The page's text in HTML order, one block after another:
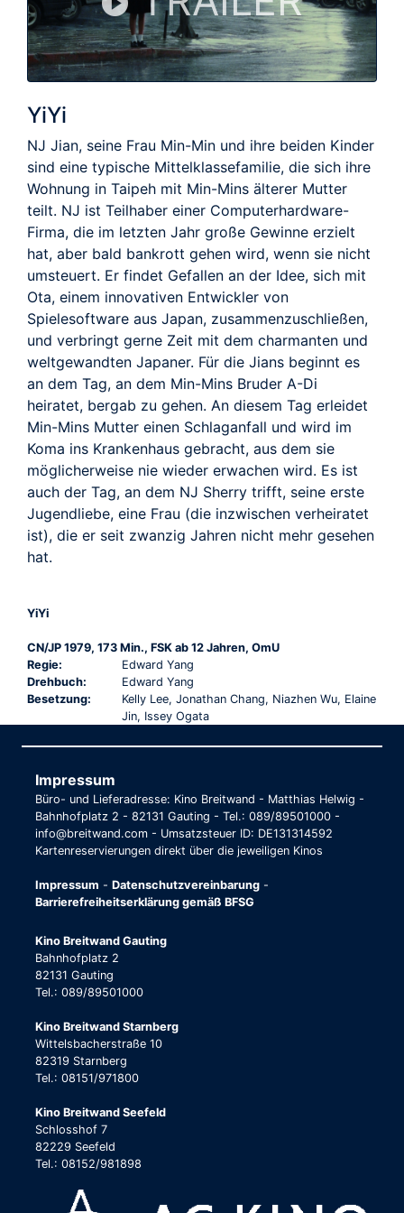
YiYi
NJ Jian, seine Frau Min-Min und ihre beiden Kinder
sind eine typische Mittelklassefamilie, die sich ihre
Wohnung in Taipeh mit Min-Mins älterer Mutter
teilt. NJ ist Teilhaber einer Computerhardware-
Firma, die im letzten Jahr große Gewinne erzielt
hat, aber bald bankrott gehen wird, wenn sie nicht
umsteuert. Er findet Gefallen an der Idee, sich mit
Ota, einem innovativen Entwickler von
Spielesoftware aus Japan, zusammenzuschließen,
und verbringt gerne Zeit mit dem charmanten und
weltgewandten Japaner. Für die Jians beginnt es
an dem Tag, an dem Min-Mins Bruder A-Di
heiratet, bergab zu gehen. An diesem Tag erleidet
Min-Mins Mutter einen Schlaganfall und wird im
Koma ins Krankenhaus gebracht, aus dem sie
möglicherweise nie wieder erwachen wird. Es ist
auch der Tag, an dem NJ Sherry trifft, seine erste
Jugendliebe, eine Frau (die inzwischen verheiratet
ist), die er seit zwanzig Jahren nicht mehr gesehen
hat.
YiYi
CN/JP 1979, 173 Min., FSK ab 12 Jahren, OmU
Regie:
Edward Yang
Drehbuch:
Edward Yang
Besetzung:
Kelly Lee, Jonathan Chang, Niazhen Wu, Elaine
Jin, Issey Ogata
Impressum
Büro- und Lieferadresse: Kino Breitwand - Matthias Helwig -
Bahnhofplatz 2 - 82131 Gauting - Tel.: 089/89501000 -
info@breitwand.com - Umsatzsteuer ID: DE131314592
Kartenreservierungen direkt über die jeweiligen Kinos
Impressum - Datenschutzvereinbarung -
Barrierefreiheitserklärung gemäß BFSG
Kino Breitwand Gauting
Bahnhofplatz 2
82131 Gauting
Tel.: 089/89501000
Kino Breitwand Starnberg
Wittelsbacherstraße 10
82319 Starnberg
Tel.: 08151/971800
Kino Breitwand Seefeld
Schlosshof 7
82229 Seefeld
Tel.: 08152/981898